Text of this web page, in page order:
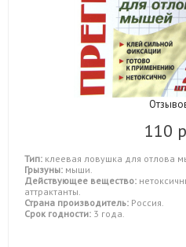
110
Тип: клеевая ловушка для отлова
Грызуны: мыши.
Действующее вещество:
аттрактанты.
Страна производитель: Россия.
Срок годности: 3 года.